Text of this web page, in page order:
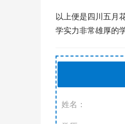
以上便是四川五月
学实力非常雄厚的
姓名：